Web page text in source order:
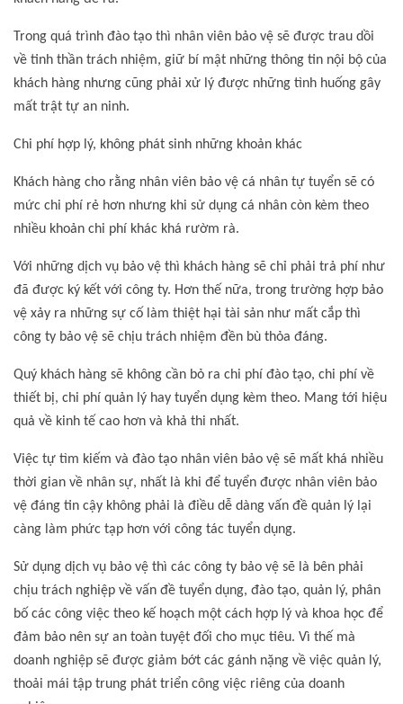
Trong quá trình đào tạo thì nhân viên bảo vệ sẽ được trau dồi
về tinh thần trách nhiệm, giữ bí mật những thông tin nội bộ của
khách hàng nhưng cũng phải xử lý được những tình huống gây
mất trật tự an ninh.
Chi phí hợp lý, không phát sinh những khoản khác
Khách hàng cho rằng nhân viên bảo vệ cá nhân tự tuyển sẽ có
mức chi phí rẻ hơn nhưng khi sử dụng cá nhân còn kèm theo
nhiều khoản chi phí khác khá rườm rà.
Với những dịch vụ bảo vệ thì khách hàng sẽ chỉ phải trả phí như
đã được ký kết với công ty. Hơn thế nữa, trong trường hợp bảo
vệ xảy ra những sự cố làm thiệt hại tài sản như mất cắp thì
công ty bảo vệ sẽ chịu trách nhiệm đền bù thỏa đáng.
Quý khách hàng sẽ không cần bỏ ra chi phí đào tạo, chi phí về
thiết bị, chi phí quản lý hay tuyển dụng kèm theo. Mang tới hiệu
quả về kinh tế cao hơn và khả thi nhất.
Việc tự tìm kiếm và đào tạo nhân viên bảo vệ sẽ mất khá nhiều
thời gian về nhân sự, nhất là khi để tuyển được nhân viên bảo
vệ đáng tin cậy không phải là điều dễ dàng vấn đề quản lý lại
càng làm phức tạp hơn với công tác tuyển dụng.
Sử dụng dịch vụ bảo vệ thì các công ty bảo vệ sẽ là bên phải
chịu trách nghiệp về vấn đề tuyển dụng, đào tạo, quản lý, phân
bố các công việc theo kế hoạch một cách hợp lý và khoa học để
đảm bảo nên sự an toàn tuyệt đối cho mục tiêu. Vì thế mà
doanh nghiệp sẽ được giảm bớt các gánh nặng về việc quản lý,
thoải mái tập trung phát triển công việc riêng của doanh